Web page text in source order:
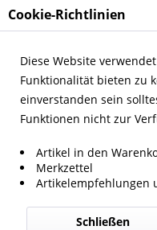
Cookie-Richtlinien
Diese Website
Funktionalität bieten zu
einverstanden sein
Funktionen nicht zur
Artikel in den
Merkzettel
Artikelempfehlungen
Schließen